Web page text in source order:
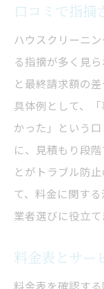
口コミで指摘
ハウスクリーニ
る指摘が多く見
と最終請求額の
具体例として、
かった」という
に、見積もり段
とがトラブル防
て、料金に関す
業者選びに役立て
料金表とサー
料金表を確認す